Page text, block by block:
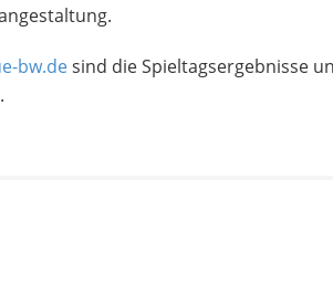
bw.desind die Spieltagsergebnisse